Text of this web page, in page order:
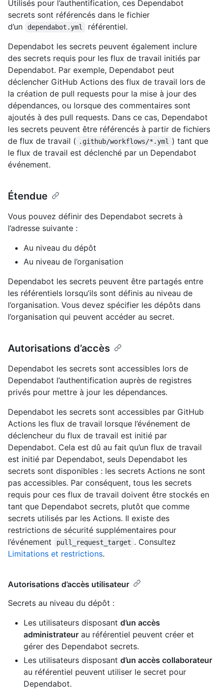
Utilisés pour l’authentification, ces Dependabot
secrets sont référencés dans le fichier
d’un
dependabot.yml
référentiel.
Dependabot les secrets peuvent également inclure
des secrets requis pour les flux de travail initiés par
Dependabot. Par exemple, Dependabot peut
déclencher GitHub Actions des flux de travail lors de
la création de pull requests pour la mise à jour des
dépendances, ou lorsque des commentaires sont
ajoutés à des pull requests. Dans ce cas, Dependabot
les secrets peuvent être référencés à partir de fichiers
de flux de travail ( .github/workflows/*.yml
) tant que
le flux de travail est déclenché par un Dependabot
événement.
Étendue
Vous pouvez définir des Dependabot secrets à
l’adresse suivante :
Au niveau du dépôt
Au niveau de l’organisation
Dependabot les secrets peuvent être partagés entre
les référentiels lorsqu’ils sont définis au niveau de
l’organisation. Vous devez spécifier les dépôts dans
l’organisation qui peuvent accéder au secret.
Autorisations d’accès
Dependabot les secrets sont accessibles lors de
Dependabot l’authentification auprès de registres
privés pour mettre à jour les dépendances.
Dependabot les secrets sont accessibles par GitHub
Actions les flux de travail lorsque l’événement de
déclencheur du flux de travail est initié par
Dependabot. Cela est dû au fait qu’un flux de travail
est initié par Dependabot, seuls Dependabot les
secrets sont disponibles : les secrets Actions ne sont
pas accessibles. Par conséquent, tous les secrets
requis pour ces flux de travail doivent être stockés en
tant que Dependabot secrets, plutôt que comme
secrets utilisés par les Actions. Il existe des
restrictions de sécurité supplémentaires pour
l’événement
pull_request_target . Consultez
Limitations et restrictions.
Autorisations d’accès utilisateur
Secrets au niveau du dépôt :
Les utilisateurs disposant d’un accès
administrateur au référentiel peuvent créer et
gérer des Dependabot secrets.
Les utilisateurs disposant d’un accès collaborateur
au référentiel peuvent utiliser le secret pour
Dependabot.